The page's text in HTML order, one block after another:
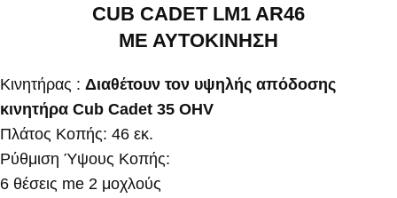
CUB CADET LM1 AR46
ΜΕ ΑΥΤΟΚΙΝΗΣΗ
Κινητήρας : Διαθέτουν τον υψηλής απόδοσης
κινητήρα Cub Cadet 35 OHV
Πλάτος Κοπής: 46 εκ.
Ρύθμιση Ύψους Κοπής:
6 θέσεις me 2 μοχλούς